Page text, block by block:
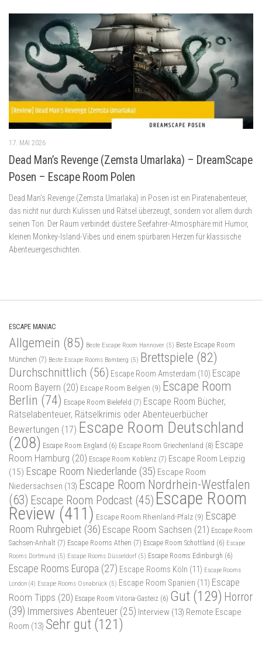
17. MAI 2026
Dead Man’s Revenge (Zemsta Umarlaka) – DreamScape
Posen – Escape Room Polen
Dead Man’s Revenge (Zemsta Umarlaka) in Posen ist ein Piratenabenteuer,
das nicht nur durch Kulissen und Rätsel überzeugt, sondern vor allem durch
seinen Ton. Der Raum verbindet düstere Seefahrer-Atmosphäre mit Humor,
kleinen Monkey-Island-Vibes und einem spürbaren Herzen für klassische
Abenteuergeschichten.
ESCAPE MANIAC
Allgemein (85) Beste Escape Room Hannover (5) Beste Escape Room
München (7) Beste Escape Rooms Bamberg (5) Brettspiele (82)
Durchschnittlich (56) Escape Room Amsterdam (10) Escape
Room Bayern (20) Escape Room Belgien (9) Escape Room
Berlin (74) Escape Room Bielefeld (7) Escape Room Bücher,
Rätselabenteuer, Rätselkrimis oder Abenteuerbücher
Bewertungen (17) Escape Room Deutschland
(208) Escape Room England (6) Escape Room Griechenland (8) Escape
Room Hamburg (20) Escape Room Koblenz (7) Escape Room Leipzig
(15) Escape Room Niederlande (35) Escape Room
Niedersachsen (13) Escape Room Nordrhein-Westfalen
(63) Escape Room Podcast (45) Escape Room
Review (411) Escape Room Rheinland-Pfalz (9) Escape
Room Ruhrgebiet (36) Escape Room Sachsen (21) Escape Room
Sachsen-Anhalt (7) Escape Rooms Athen (7) Escape Room Schottland (6) Escape
Rooms Dortmund (5) Escape Rooms Düsseldorf (5) Escape Rooms Edinburgh (6)
Escape Rooms Europa (27) Escape Rooms Köln (11) Escape Rooms
London (4) Escape Rooms Osnabrück (5) Escape Room Spanien (11) Escape
Room Tipps (20) Escape Room Vitoria-Gasteiz (6) Gut (129) Horror
(39) Immersives Abenteuer (25) Interview (13) Remote Escape
Room (13) Sehr gut (121)